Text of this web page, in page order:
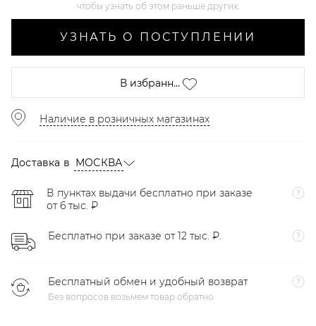
чтобы узнать об этом раньше других.
УЗНАТЬ О ПОСТУПЛЕНИИ
В избранн...
Наличие в розничных магазинах
Доставка в МОСКВА
В пунктах выдачи бесплатно при заказе
от 6 тыс. ₽
Бесплатно при заказе от 12 тыс. ₽.
Бесплатный обмен и удобный возврат
Без вопросов возьмем товар обратно